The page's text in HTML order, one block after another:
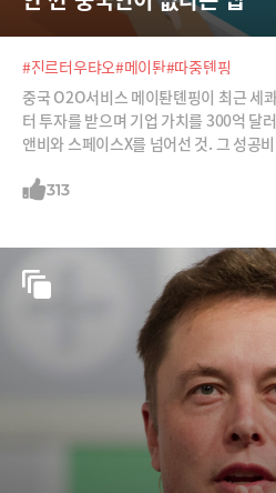
#진르터우탸오#메이퇀#따중톈핑
중국 O2O서비스 메이퇀톈핑이 최근 세
터 투자를 받으며 기업 가치를 300억 달
앤비와 스페이스X를 넘어선 것. 그 성공
313